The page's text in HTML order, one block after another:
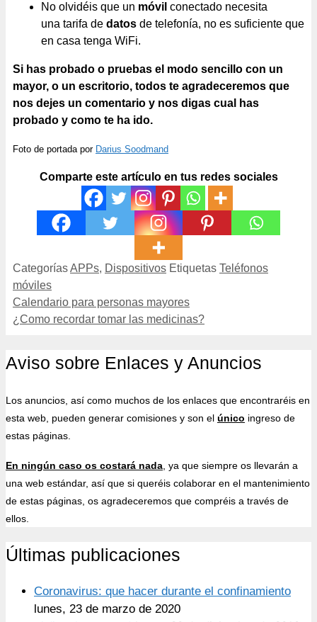
No olvidéis que un móvil conectado necesita
una tarifa de datos de telefonía, no es suficiente que
en casa tenga WiFi.
Si has probado o pruebas el modo sencillo con un
mayor, o un escritorio, todos te agradeceremos que
nos dejes un comentario y nos digas cual has
probado y como te ha ido.
Foto de portada por Darius Soodmand
Comparte este artículo en tus redes sociales
CategoríasAPPs, Dispositivos Etiquetas Teléfonos
móviles
Calendario para personas mayores
¿Como recordar tomar las medicinas?
Aviso sobre Enlaces y Anuncios
Los anuncios, así como muchos de los enlaces que encontraréis en
esta web, pueden generar comisiones y son el único ingreso de
estas páginas.
En ningún caso os costará nada , ya que siempre os llevarán a
una web estándar, así que si queréis colaborar en el mantenimiento
de estas páginas, os agradeceremos que compréis a través de
ellos.
Últimas publicaciones
Coronavirus: que hacer durante el confinamiento
lunes, 23 de marzo de 2020